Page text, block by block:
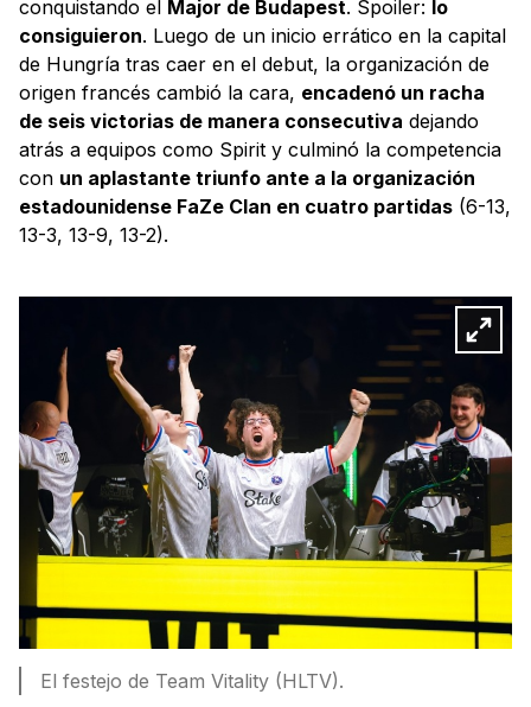
conquistando el Major de Budapest. Spoiler: lo
consiguieron. Luego de un inicio errático en la capital
de Hungría tras caer en el debut, la organización de
origen francés cambió la cara, encadenó un racha
de seis victorias de manera consecutiva dejando
atrás a equipos como Spirit y culminó la competencia
con un aplastante triunfo ante a la organización
estadounidense FaZe Clan en cuatro partidas (6-13,
13-3, 13-9, 13-2).
El festejo de Team Vitality (HLTV).